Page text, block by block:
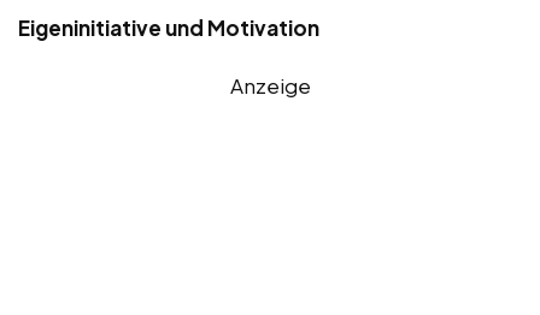
Eigeninitiative und Motivation
Anzeige